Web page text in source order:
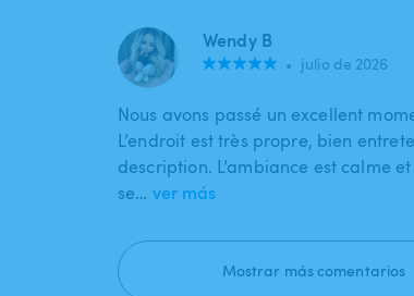
Wendy B
• julio de 2026
Nous avons passé un excellent
L’endroit est très propre, bien
description. L’ambiance est calme
se… ver más
Mostrar más comentarios